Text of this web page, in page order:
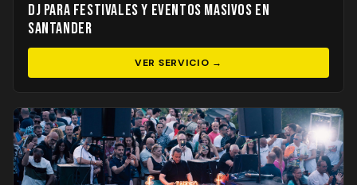
DJ para Festivales y Eventos Masivos en
Santander
VER SERVICIO →